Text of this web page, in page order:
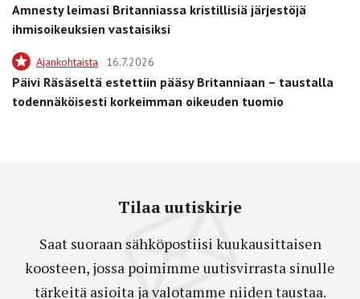
Amnesty leimasi Britanniassa kristillisiä järjestöjä
ihmisoikeuksien vastaisiksi
Ajankohtaista 16.7.2026
Päivi Räsäseltä estettiin pääsy Britanniaan – taustalla
todennäköisesti korkeimman oikeuden tuomio
Tilaa uutiskirje
Saat suoraan sähköpostiisi kuukausittaisen
koosteen, jossa poimimme uutisvirrasta sinulle
tärkeitä asioita ja valotamme niiden taustaa.